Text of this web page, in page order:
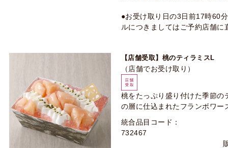
●お受け取り日の3日前17時60
ルにつきましてはご予約店舗に
【店舗受取】桃のティラミスL
（店舗でお受け取り）
桃をたっぷり盛り付けた季節
の層に仕込まれたフランボワ
統合品目コード：
732467